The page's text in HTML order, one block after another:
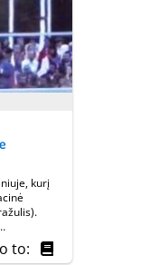
kurį
||to: